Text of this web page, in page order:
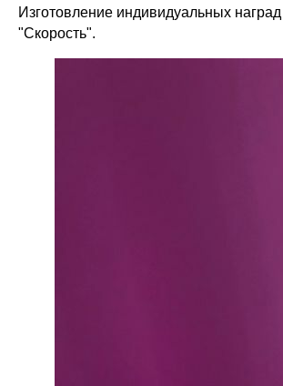
Изготовление индивидуальных наград
"Скорость".